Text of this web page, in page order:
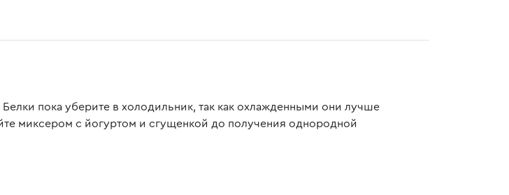
пока уберите в холодильник, так как охлажденными они лучше
миксером с йогуртом и сгущенкой до получения однородной